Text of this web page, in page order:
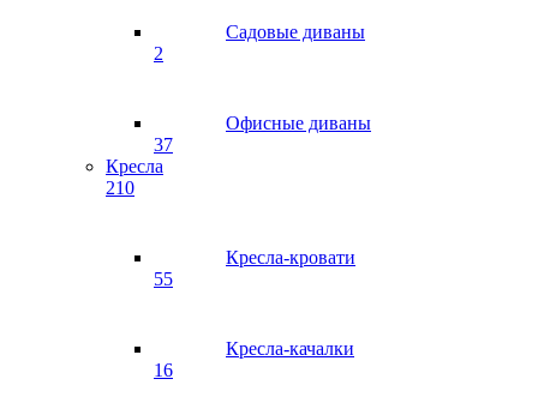
Садовые диваны
2
Офисные диваны
37
Кресла
210
Кресла-кровати
55
Кресла-качалки
16